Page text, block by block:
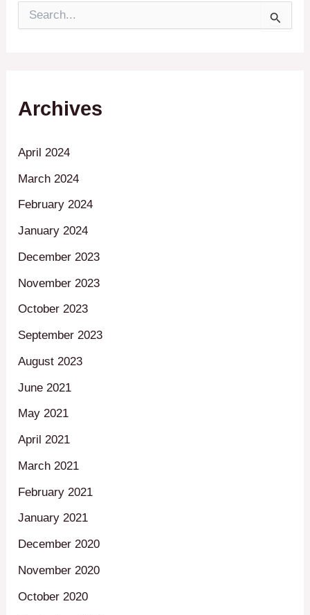
e
o
Archives
April 2024
March 2024
February 2024
January 2024
December 2023
November 2023
October 2023
September 2023
August 2023
June 2021
May 2021
April 2021
March 2021
February 2021
January 2021
December 2020
November 2020
October 2020